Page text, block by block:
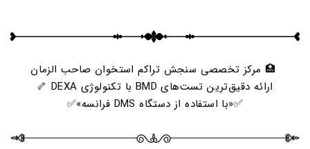
🏥 مرکز تخصصی سنجش تراکم استخوان صاحب الزمان
ارائه دقیق‌ترین تست‌های BMD با تکنولوژی DEXA 🦴
✅«با استفاده از دستگاه DMS فرانسه»✅